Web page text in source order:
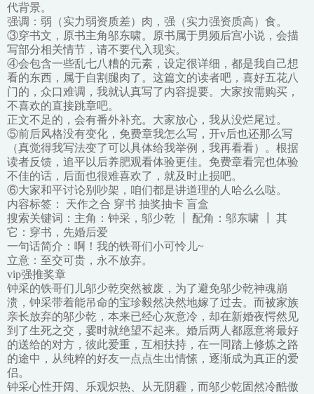
代背景。
强调：弱（实力弱资质差）肉，强（实力强资质高）食。
③穿书文，原书主角邬东啸。原书属于男频后宫小说，会描
写部分相关情节，请不要代入现实。
④会包含一些乱七八糟的元素，设定很详细，都是我自己想
看的东西，属于自割腿肉了。这篇文的读者吧，喜好五花八
门的，众口难调，我就认真写了内容提要。大家按需购买，
不喜欢的直接跳章吧。
正文不足的，会有番外补充。大家放心，我从没烂尾过。
⑤前后风格没有变化，免费章我怎么写，开v后也还那么写
（真觉得我写法变了可以具体给我举例，我再看看）。根据
读者反馈，追平以后养肥观看体验更佳。免费章看完也体验
不佳的话，后面也很难喜欢了，就及时止损吧。
⑥大家和平讨论别吵架，咱们都是讲道理的人哈么么哒。
内容标签： 天作之合 穿书 抽奖抽卡 盲盒
搜索关键词：主角：钟采，邬少乾 ┃ 配角：邬东啸 ┃ 其
它：穿书，先婚后爱
一句话简介：啊！我的铁哥们小可怜儿~
立意：至交可贵，永不放弃。
vip强推奖章
钟采的铁哥们儿邬少乾突然被废，为了避免邬少乾神魂崩
溃，钟采带着能吊命的宝珍毅然决然地嫁了过去。而被家族
亲长放弃的邬少乾，本来已经心灰意冷，却在新婚夜愕然见
到了生死之交，霎时就绝望不起来。婚后两人都愿意将最好
的送给的对方，彼此爱重，互相扶持，在一同踏上修炼之路
的途中，从纯粹的好友一点点生出情愫，逐渐成为真正的爱
侣。
钟采心性开阔、乐观炽热、从无阴霾，而邬少乾固然冷酷傲